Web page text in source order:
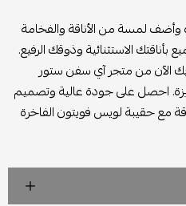
لمسة من الأناقة والفخامة
بأناقتك الاستثنائية وذوقك الرفيع.
الآن من متجر آي سفن ستور
احصل على جودة عالية وتصميم
مع حقيبة لويس فويتون الفاخرة